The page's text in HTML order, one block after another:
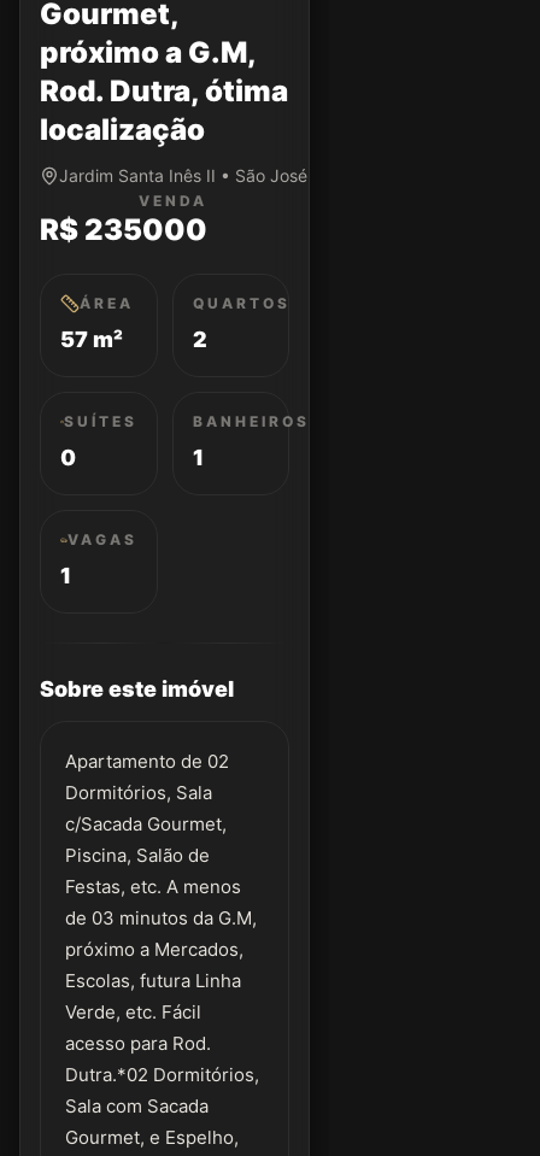
Gourmet,
próximo a G.M,
Rod. Dutra, ótima
localização
Jardim Santa Inês II • São José dos Campos/SP
VENDA
R$ 235000
ÁREA
57 m²
QUARTOS
2
SUÍTES
0
BANHEIROS
1
VAGAS
1
Sobre este imóvel
Apartamento de 02
Dormitórios, Sala
c/Sacada Gourmet,
Piscina, Salão de
Festas, etc. A menos
de 03 minutos da G.M,
próximo a Mercados,
Escolas, futura Linha
Verde, etc. Fácil
acesso para Rod.
Dutra.*02 Dormitórios,
Sala com Sacada
Gourmet, e Espelho,